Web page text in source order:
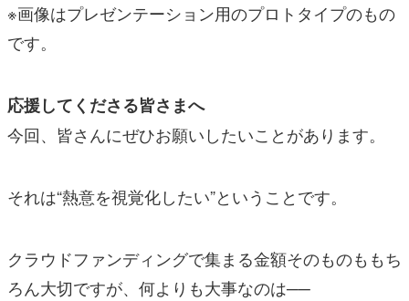
※画像はプレゼンテーション用のプロトタイプのもの
です。
応援してくださる皆さまへ
今回、皆さんにぜひお願いしたいことがあります。
それは“熱意を視覚化したい”ということです。
クラウドファンディングで集まる金額そのものももち
ろん大切ですが、何よりも大事なのは──